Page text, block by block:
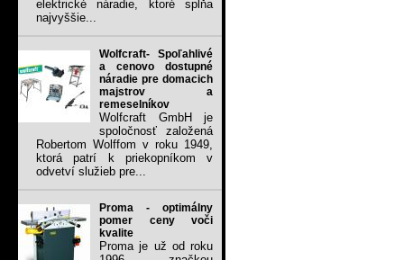
elektrické náradie, ktoré spĺňa
najvyššie...
Wolfcraft- Spoľahlivé
a cenovo dostupné
náradie pre domacich
majstrov a
remeselníkov
Wolfcraft GmbH je
spoločnosť založená
Robertom Wolffom v roku 1949,
ktorá patrí k priekopníkom v
odvetví služieb pre...
Proma - optimálny
pomer ceny voči
kvalite
Proma je už od roku